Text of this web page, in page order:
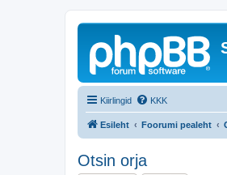
Kiirlingid KKK
Esileht Foorumi pealeht
Otsin orja